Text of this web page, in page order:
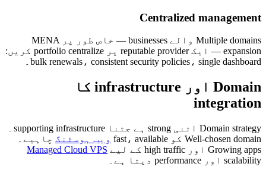
Centralized management
Multiple domains والے businesses — خاص طور پر MENA
expansion — ایک reputable provider پر portfolio centralize کریں:
bulk renewals، consistent security policies، single dashboard۔
Domain اور infrastructure کا
integration
Well-chosen domain کو fast، available
ویب ہوسٹنگ چاہیے۔
Growing apps اور high traffic کے لیے
Managed Cloud VPS
scalability اور performance دیتا ہے۔